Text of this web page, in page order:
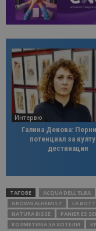
Интервю
Галина Декова:
потенциал за
дестинация
ТАГОВЕ ACQUA DELL`ELBA
GROWN ALHEMIST
LA
NATURA BISSE
PANIER ES
КОЗМЕТИКА ЗА ХОТЕЛИ